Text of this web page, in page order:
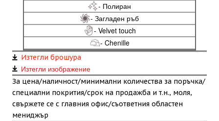
- Полиран
- Загладен ръб
- Velvet touch
- Chenille
Изтегли брошура
Изтегли изображение
За цена/наличност/минимални количества за поръчка/
специални покрития/срок на продажба и т.н., моля,
свържете се с главния офис/съответния областен
мениджър